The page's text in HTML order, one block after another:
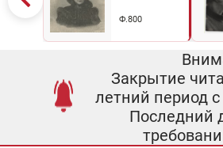
Ф.800
Закрытие
летний период с
Последний